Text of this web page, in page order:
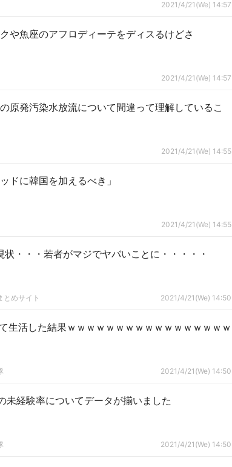
2021/4/21(We) 14:57
や魚座のアフロディーテをディスるけどさ
2021/4/21(We) 14:57
原発汚染水放流について間違って理解しているこ
2021/4/21(We) 14:55
ドに韓国を加えるべき」
2021/4/21(We) 14:55
状・・・若者がマジでヤバいことに・・・・・
とめサイト 2021/4/21(We) 14:50
生活した結果ｗｗｗｗｗｗｗｗｗｗｗｗｗｗｗｗｗ
2021/4/21(We) 14:50
未経験率についてデータが揃いました
2021/4/21(We) 14:50